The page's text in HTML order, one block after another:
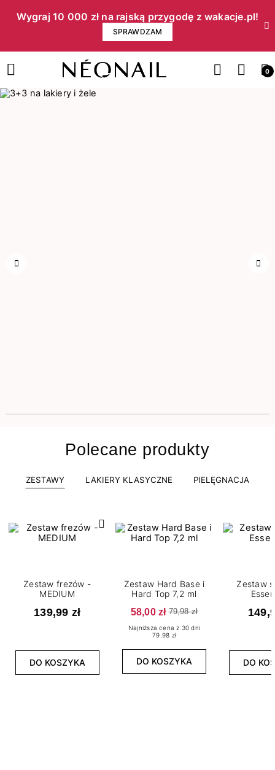
Wygraj 10 000 zł na rajską przygodę z wakacje.pl!​
SPRAWDZAM
0
Polecane produkty
ZESTAWY LAKIERY KLASYCZNE PIELĘGNACJA
Zestaw frezów -
MEDIUM
139,99 zł
DO KOSZYKA
Zestaw Hard Base i
Hard Top 7,2 ml
58,00 zł 79,98 zł
Najniższa cena z 30 dni
79.98 zł
DO KOSZYKA
Zestaw
DO